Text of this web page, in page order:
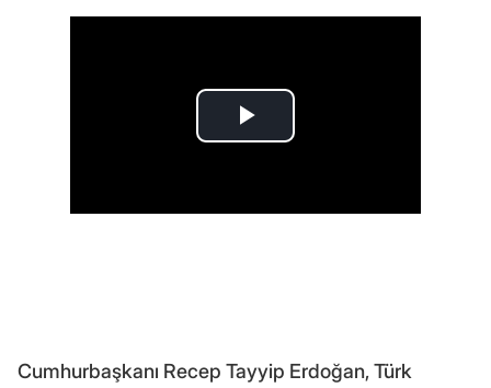
Cumhurbaşkanı Recep Tayyip Erdoğan, Türk